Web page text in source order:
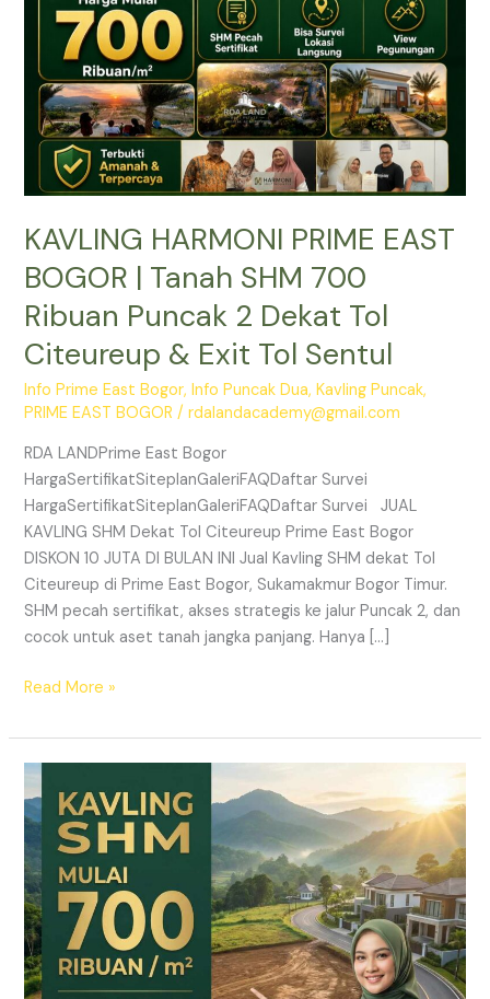
KAVLING HARMONI PRIME EAST
BOGOR | Tanah SHM 700
Ribuan Puncak 2 Dekat Tol
Citeureup & Exit Tol Sentul
Info Prime East Bogor,Info Puncak Dua,Kavling Puncak,
PRIME EAST BOGOR /rdalandacademy@gmail.com
RDA LANDPrime East Bogor
HargaSertifikatSiteplanGaleriFAQDaftar Survei
HargaSertifikatSiteplanGaleriFAQDaftar Survei JUAL
KAVLING SHM Dekat Tol Citeureup Prime East Bogor
DISKON 10 JUTA DI BULAN INI Jual Kavling SHM dekat Tol
Citeureup di Prime East Bogor, Sukamakmur Bogor Timur.
SHM pecah sertifikat, akses strategis ke jalur Puncak 2, dan
cocok untuk aset tanah jangka panjang. Hanya […]
Tanah
700
Ribuan
Puncak
Dekat
Citeureup
Exit
Tol
Read More »
HARMONI
PRIME
EAST
BOGOR
–
KAVLING
SHM
LEGAL
DI